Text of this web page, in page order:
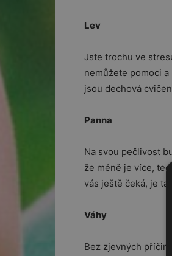
Lev
Jste trochu ve
nemůžete pomoci
jsou dechová
Panna
Na svou pečlivost
že méně je více,
vás ještě čeká, je
Váhy
Bez zjevných příčin